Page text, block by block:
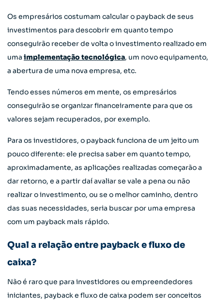
Os empresários costumam calcular o payback de seus
investimentos para descobrir em quanto tempo
conseguirão receber de volta o investimento realizado em
uma implementação tecnológica, um novo equipamento,
a abertura de uma nova empresa, etc.
Tendo esses números em mente, os empresários
conseguirão se organizar financeiramente para que os
valores sejam recuperados, por exemplo.
Para os investidores, o payback funciona de um jeito um
pouco diferente: ele precisa saber em quanto tempo,
aproximadamente, as aplicações realizadas começarão a
dar retorno, e a partir daí avaliar se vale a pena ou não
realizar o investimento, ou se o melhor caminho, dentro
das suas necessidades, seria buscar por uma empresa
com um payback mais rápido.
Qual a relação entre payback e fluxo de
caixa?
Não é raro que para investidores ou empreendedores
iniciantes, payback e fluxo de caixa podem ser conceitos